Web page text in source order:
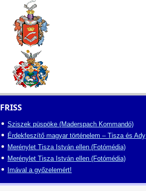
FRISS
Sziszek püspöke (Maderspach Kommandó)
Érdekfeszítő magyar történelem – Tisza és Ady
Merénylet Tisza István ellen (Fotómédia)
Merénylet Tisza István ellen (Fotómédia)
Imával a győzelemért!